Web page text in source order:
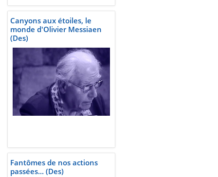
Canyons aux étoiles, le
monde d'Olivier Messiaen
(Des)
Fantômes de nos actions
passées... (Des)